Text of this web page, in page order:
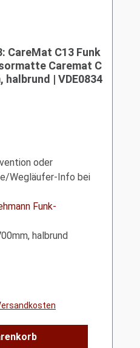
CareMat C13 Funk
Caremat C
halbrund | VDE0834
oder
Wegläufer-Info bei
Funk-
halbrund